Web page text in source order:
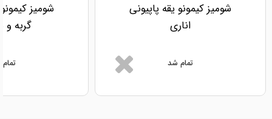
شومیز کیمونو یقه پاپیونی
اناری
تمام شد
شومیز
گربه و